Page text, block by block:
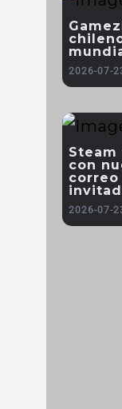
2026-07-
con
correo
2026-07-